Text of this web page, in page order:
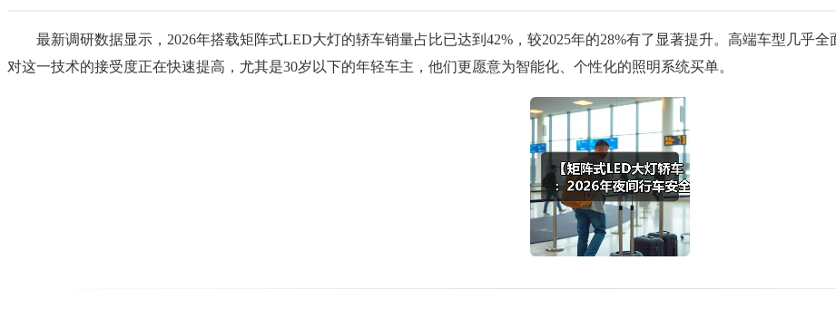
最新调研数据显示，2026年搭载矩阵式LED大灯的轿车销量占比已达到42%，较2025年的28%有了显著提升。高端车型几乎
对这一技术的接受度正在快速提高，尤其是30岁以下的年轻车主，他们更愿意为智能化、个性化的照明系统买单。